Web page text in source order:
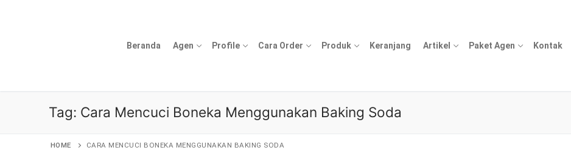
Beranda Agen Profile Cara Order Produk Keranjang Artikel Paket Agen Kontak
Tag: Cara Mencuci Boneka Menggunakan Baking Soda
HOME CARA MENCUCI BONEKA MENGGUNAKAN BAKING SODA